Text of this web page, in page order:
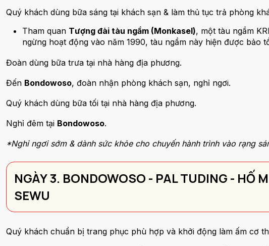
Quý khách dùng bữa sáng tại khách sạn & làm thủ tục trả phòng
Tham quan Tượng đài tàu ngầm (Monkasel), một tàu ngầm
ngừng hoạt động vào năm 1990, tàu ngầm này hiện được bảo
Đoàn dùng bữa trưa tại nhà hàng địa phương.
Đến Bondowoso, đoàn nhận phòng khách sạn, nghỉ ngơi.
Quý khách dùng bữa tối tại nhà hàng địa phương.
Nghỉ đêm tại Bondowoso.
*Nghỉ ngơi sớm & dành sức khỏe cho chuyến hành trình vào rạng
NGÀY 3. BONDOWOSO - PAL TUDING - HỐ
SEWU
Quý khách chuẩn bị trang phục phù hợp và khởi động làm ấm cơ